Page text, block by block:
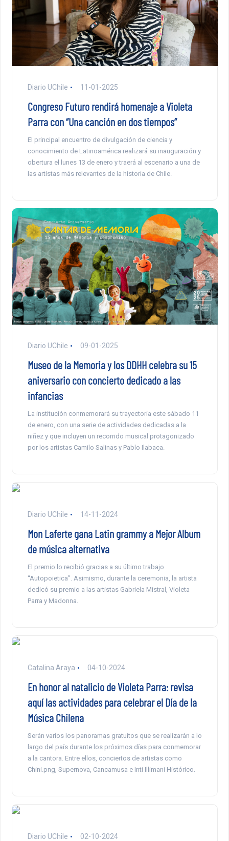
Diario UChile 11-01-2025
Congreso Futuro rendirá homenaje a Violeta
Parra con “Una canción en dos tiempos”
El principal encuentro de divulgación de ciencia y
conocimiento de Latinoamérica realizará su inauguración y
obertura el lunes 13 de enero y traerá al escenario a una de
las artistas más relevantes de la historia de Chile.
Diario UChile 09-01-2025
Museo de la Memoria y los DDHH celebra su 15
aniversario con concierto dedicado a las
infancias​
La institución conmemorará su trayectoria este sábado 11
de enero, con una serie de actividades dedicadas a la
niñez y que incluyen un recorrido musical protagonizado
por los artistas Camilo Salinas y Pablo Ilabaca.
Diario UChile 14-11-2024
Mon Laferte gana Latin grammy a Mejor Album
de música alternativa
El premio lo recibió gracias a su último trabajo
“Autopoietica”. Asimismo, durante la ceremonia, la artista
dedicó su premio a las artistas Gabriela Mistral, Violeta
Parra y Madonna.
Catalina Araya 04-10-2024
En honor al natalicio de Violeta Parra: revisa
aquí las actividades para celebrar el Día de la
Música Chilena
Serán varios los panoramas gratuitos que se realizarán a lo
largo del país durante los próximos días para conmemorar
a la cantora. Entre ellos, conciertos de artistas como
Chini.png, Supernova, Cancamusa e Inti Illimani Histórico.
Diario UChile 02-10-2024